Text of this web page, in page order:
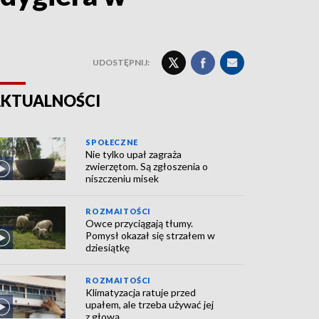
UDOSTĘPNIJ:
SPOŁECZNE
Nie tylko upał zagraża
zwierzętom. Są zgłoszenia o
niszczeniu misek
ROZMAITOŚCI
Owce przyciągają tłumy.
Pomysł okazał się strzałem w
dziesiątkę
ROZMAITOŚCI
Klimatyzacja ratuje przed
upałem, ale trzeba używać jej
z głową